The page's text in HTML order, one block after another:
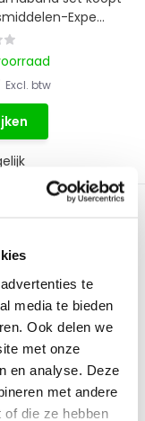
te
media te bieden
Ook delen we
met onze
en analyse. Deze
met andere
die ze hebben
Expe...
Excl. btw
waar er op grote
dat de juiste
bij een
meer. Hier
en dit is een van